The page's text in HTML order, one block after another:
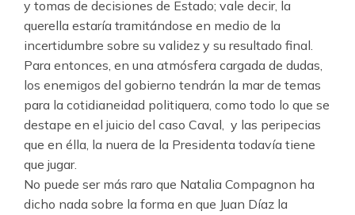
y tomas de decisiones de Estado; vale decir, la
querella estaría tramitándose en medio de la
incertidumbre sobre su validez y su resultado final.
Para entonces, en una atmósfera cargada de dudas,
los enemigos del gobierno tendrán la mar de temas
para la cotidianeidad politiquera, como todo lo que se
destape en el juicio del caso Caval, y las peripecias
que en élla, la nuera de la Presidenta todavía tiene
que jugar.
No puede ser más raro que Natalia Compagnon ha
dicho nada sobre la forma en que Juan Díaz la